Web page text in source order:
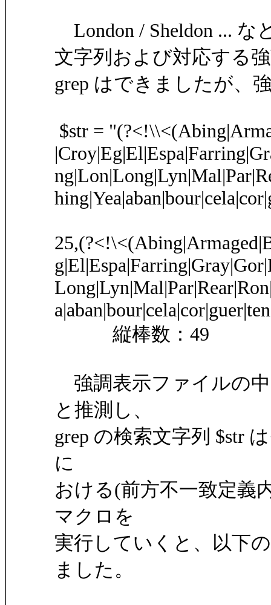
London / Sheldon ...
文字列および対応する
grep はできましたが、
$str =
縦棒数：49
強調表示ファイルの
と推測し、
grep の検索文字列 $str
に
おける(前方不一致定義
マクロを
実行していくと、以下
ました。